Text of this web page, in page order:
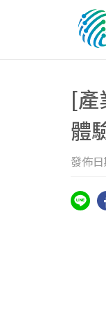
[產
體
發佈